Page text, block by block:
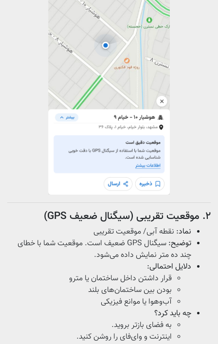
۲. موقعیت تقریبی (سیگنال ضعیف GPS)
نماد: نقطه‌ آبی/ موقعیت تقریبی
توضیح:
سیگنال GPS ضعیف است. موقعیت شما با خطای
چند ده متر نمایش داده می‌شود.
دلایل احتمالی:
قرار داشتن داخل ساختمان یا مترو
بودن بین ساختمان‌های بلند
آب‌وهوا یا موانع فیزیکی
چه باید کرد؟
به فضای بازتر بروید.
اینترنت و وای‌فای را روشن کنید.